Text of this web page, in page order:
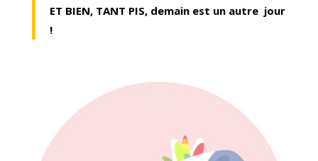
ET BIEN, TANT PIS, demain est un autre jour
!